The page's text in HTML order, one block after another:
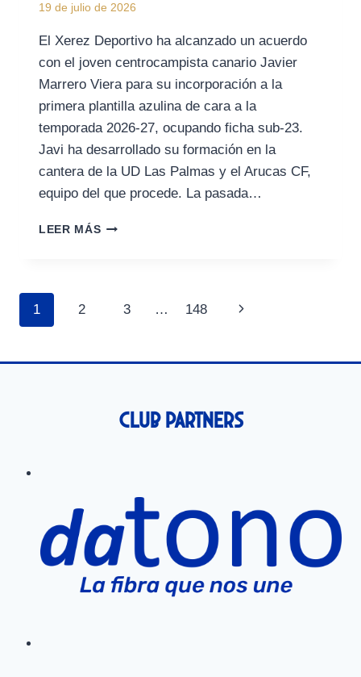
19 de julio de 2026
El Xerez Deportivo ha alcanzado un acuerdo
con el joven centrocampista canario Javier
Marrero Viera para su incorporación a la
primera plantilla azulina de cara a la
temporada 2026-27, ocupando ficha sub-23.
Javi ha desarrollado su formación en la
cantera de la UD Las Palmas y el Arucas CF,
equipo del que procede. La pasada…
LEER MÁSJAVI
Navegación
1 2 3 … 148
Siguiente
Club Partners